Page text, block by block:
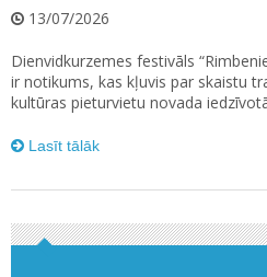
13/07/2026
Dienvidkurzemes festivāls
ir notikums, kas kļuvis par skaistu
kultūras pieturvietu novada
Lasīt tālāk